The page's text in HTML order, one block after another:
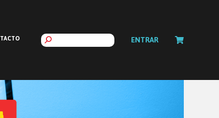
ENTRAR